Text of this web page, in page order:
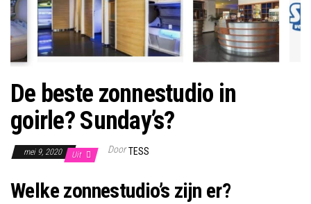
De beste zonnestudio in
goirle? Sunday’s?
mei 9, 2020 Uit Door TESS
Welke zonnestudio’s zijn er?